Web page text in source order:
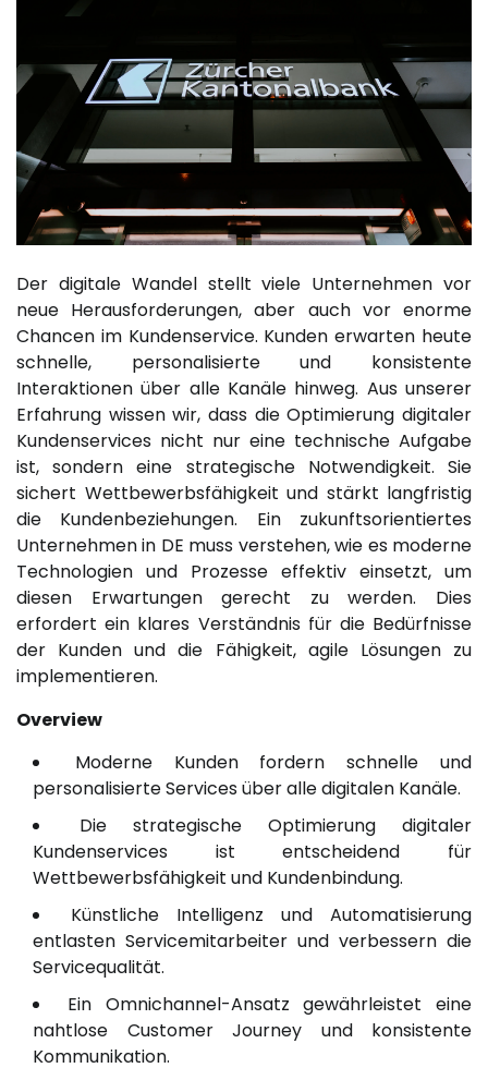
Der digitale Wandel stellt viele Unternehmen vor
neue Herausforderungen, aber auch vor enorme
Chancen im Kundenservice. Kunden erwarten heute
schnelle, personalisierte und konsistente
Interaktionen über alle Kanäle hinweg. Aus unserer
Erfahrung wissen wir, dass die Optimierung digitaler
Kundenservices nicht nur eine technische Aufgabe
ist, sondern eine strategische Notwendigkeit. Sie
sichert Wettbewerbsfähigkeit und stärkt langfristig
die Kundenbeziehungen. Ein zukunftsorientiertes
Unternehmen in DE muss verstehen, wie es moderne
Technologien und Prozesse effektiv einsetzt, um
diesen Erwartungen gerecht zu werden. Dies
erfordert ein klares Verständnis für die Bedürfnisse
der Kunden und die Fähigkeit, agile Lösungen zu
implementieren.
Overview
Moderne Kunden fordern schnelle und
personalisierte Services über alle digitalen Kanäle.
Die strategische Optimierung digitaler
Kundenservices ist entscheidend für
Wettbewerbsfähigkeit und Kundenbindung.
Künstliche Intelligenz und Automatisierung
entlasten Servicemitarbeiter und verbessern die
Servicequalität.
Ein Omnichannel-Ansatz gewährleistet eine
nahtlose Customer Journey und konsistente
Kommunikation.